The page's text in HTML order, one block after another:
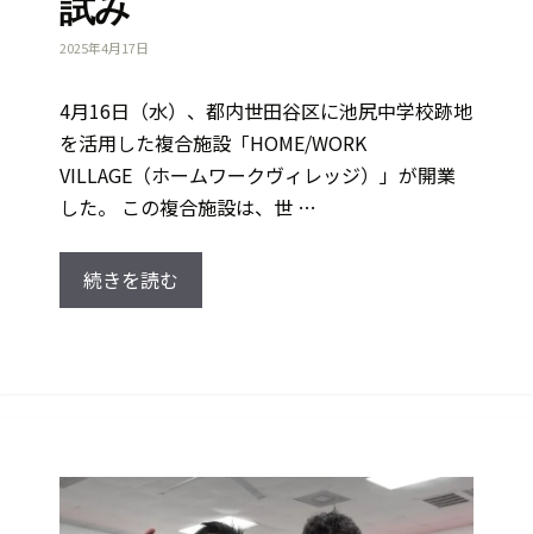
2025年4月17日
4月16日（水）、都内世田谷区に池尻中学校跡地
を活用した複合施設「HOME/WORK
VILLAGE（ホームワークヴィレッジ）」が開業
した。 この複合施設は、世 …
続きを読む